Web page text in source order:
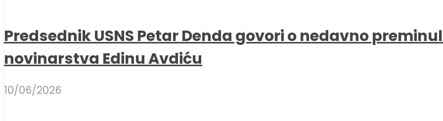
Predsednik USNS Petar Denda govori o nedavno
novinarstva Edinu Avdiću
10/06/2026